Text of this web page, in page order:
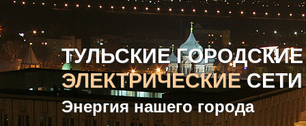
ТУЛЬСКИЕ ГОРОДСКИЕ
ЭЛЕКТРИЧЕСКИЕСЕТИ
Энергия нашего города